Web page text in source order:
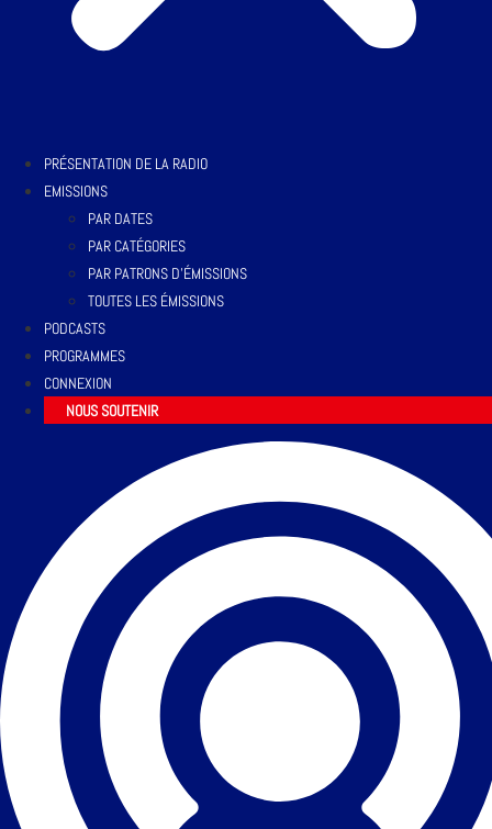
PRÉSENTATION DE LA RADIO
EMISSIONS
PAR DATES
PAR CATÉGORIES
PAR PATRONS D’ÉMISSIONS
TOUTES LES ÉMISSIONS
PODCASTS
PROGRAMMES
CONNEXION
NOUS SOUTENIR